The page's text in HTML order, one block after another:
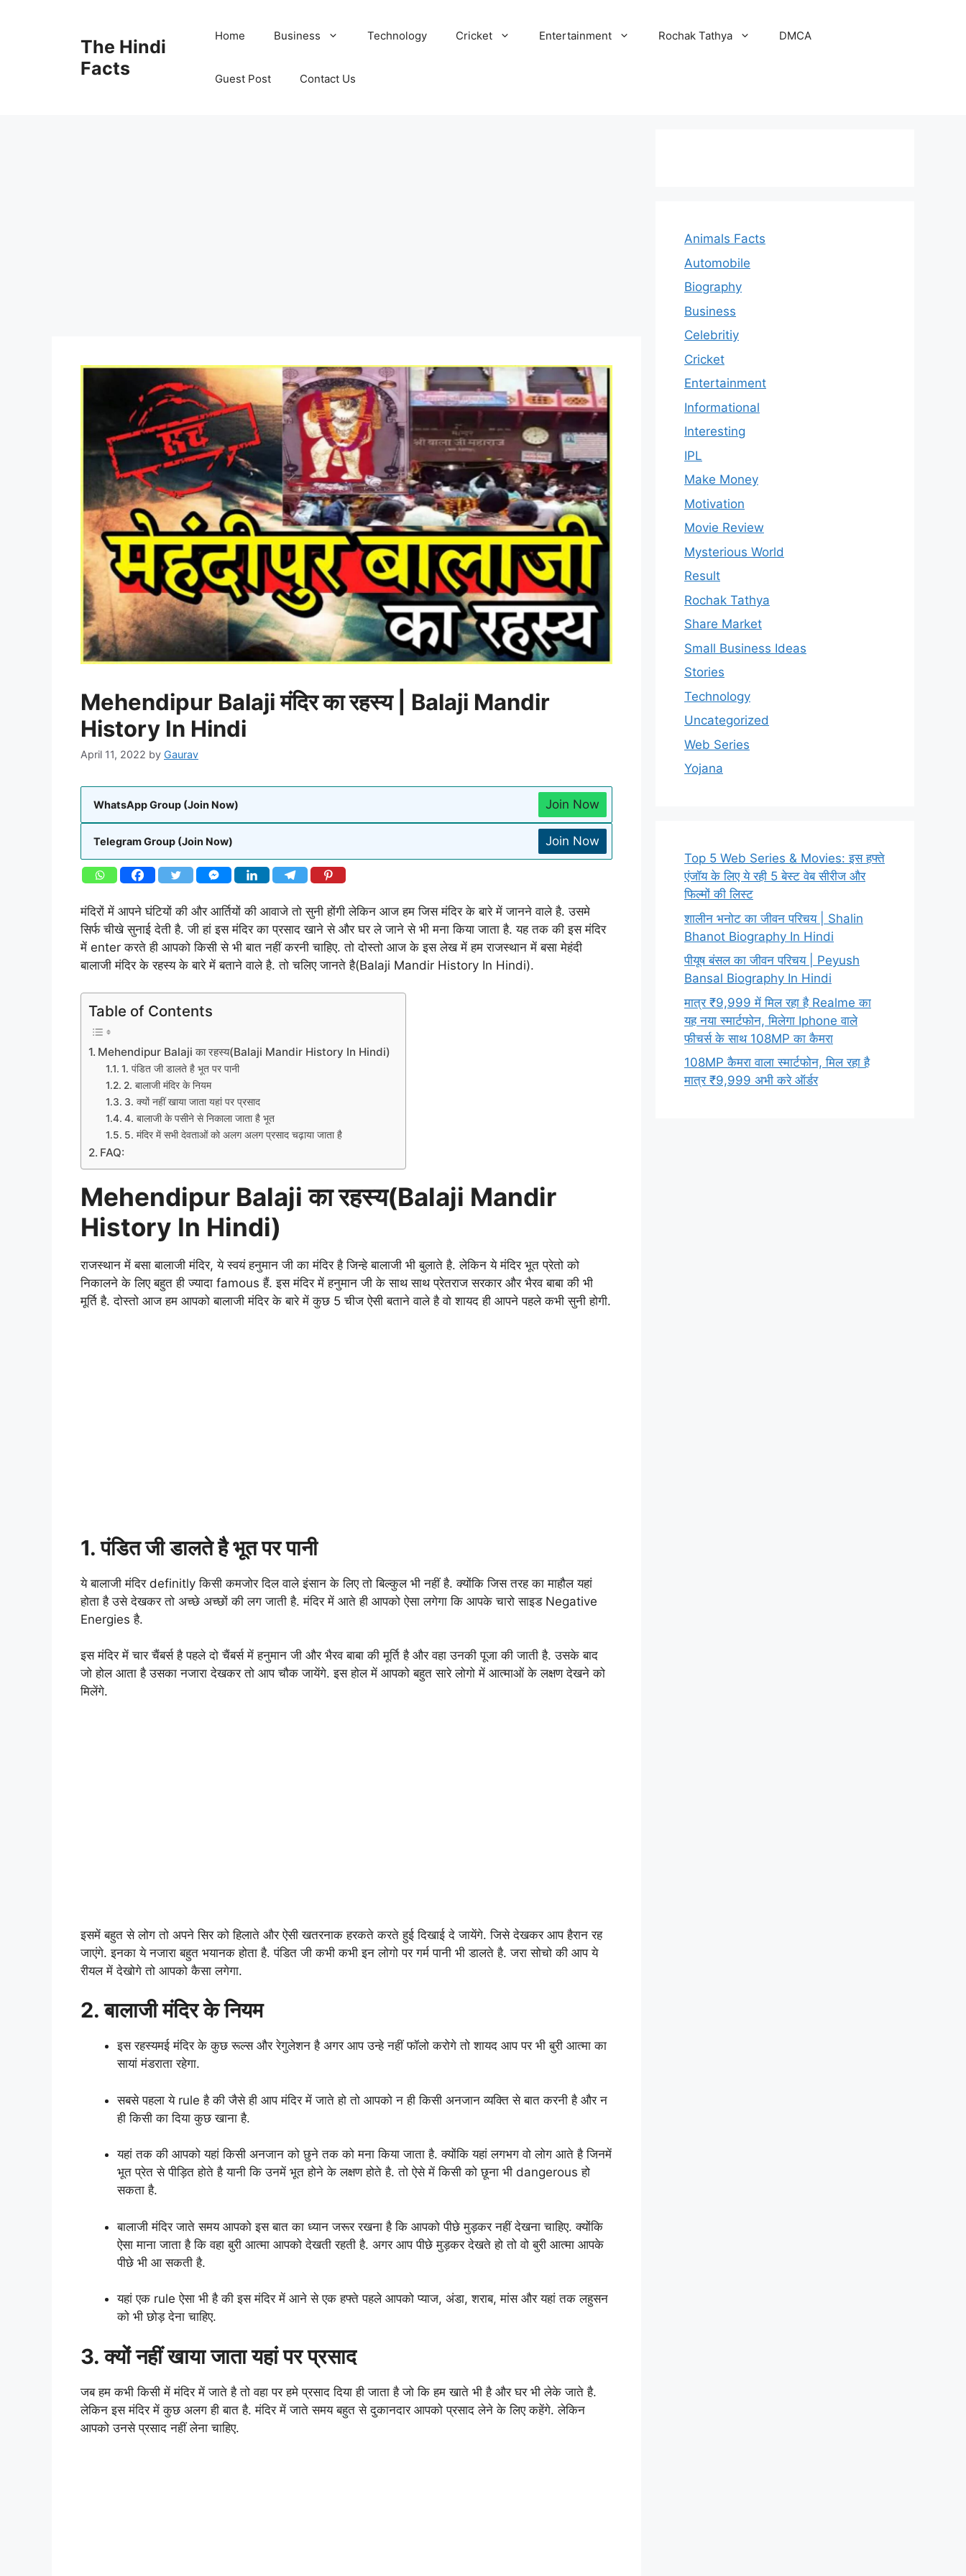
The Hindi
Facts
Home Business Technology Cricket Entertainment Rochak Tathya DMCA
Guest Post Contact Us
Mehendipur Balaji मंदिर का रहस्य | Balaji Mandir
History In Hindi
April 11, 2022 by Gaurav
WhatsApp Group (Join Now) Join Now
Telegram Group (Join Now) Join Now
मंदिरों में आपने घंटियों की और आर्तियों की आवाजे तो सुनी होंगी लेकिन आज हम जिस मंदिर के बारे में जानने वाले है. उसमे
सिर्फ चीखे सुनाई देती है. जी हां इस मंदिर का प्रसाद खाने से और घर ले जाने से भी मना किया जाता है. यह तक की इस मंदिर
में enter करते ही आपको किसी से भी बात नहीं करनी चाहिए. तो दोस्तो आज के इस लेख में हम राजस्थान में बसा मेहंदी
बालाजी मंदिर के रहस्य के बारे में बताने वाले है. तो चलिए जानते है(Balaji Mandir History In Hindi).
Table of Contents
Mehendipur Balaji का रहस्य(Balaji Mandir History In Hindi)
1. पंडित जी डालते है भूत पर पानी
2. बालाजी मंदिर के नियम
3. क्यों नहीं खाया जाता यहां पर प्रसाद
4. बालाजी के पसीने से निकाला जाता है भूत
5. मंदिर में सभी देवताओं को अलग अलग प्रसाद चढ़ाया जाता है
FAQ:
Mehendipur Balaji का रहस्य(Balaji Mandir
History In Hindi)
राजस्थान में बसा बालाजी मंदिर, ये स्वयं हनुमान जी का मंदिर है जिन्हे बालाजी भी बुलाते है. लेकिन ये मंदिर भूत प्रेतो को
निकालने के लिए बहुत ही ज्यादा famous हैं. इस मंदिर में हनुमान जी के साथ साथ प्रेतराज सरकार और भैरव बाबा की भी
मूर्ति है. दोस्तो आज हम आपको बालाजी मंदिर के बारे में कुछ 5 चीज ऐसी बताने वाले है वो शायद ही आपने पहले कभी सुनी होगी.
1. पंडित जी डालते है भूत पर पानी
ये बालाजी मंदिर definitly किसी कमजोर दिल वाले इंसान के लिए तो बिल्कुल भी नहीं है. क्योंकि जिस तरह का माहौल यहां
होता है उसे देखकर तो अच्छे अच्छों की लग जाती है. मंदिर में आते ही आपको ऐसा लगेगा कि आपके चारो साइड Negative
Energies है.
इस मंदिर में चार चैंबर्स है पहले दो चैंबर्स में हनुमान जी और भैरव बाबा की मूर्ति है और वहा उनकी पूजा की जाती है. उसके बाद
जो होल आता है उसका नजारा देखकर तो आप चौक जायेंगे. इस होल में आपको बहुत सारे लोगो में आत्माओं के लक्षण देखने को
मिलेंगे.
इसमें बहुत से लोग तो अपने सिर को हिलाते और ऐसी खतरनाक हरकते करते हुई दिखाई दे जायेंगे. जिसे देखकर आप हैरान रह
जाएंगे. इनका ये नजारा बहुत भयानक होता है. पंडित जी कभी कभी इन लोगो पर गर्म पानी भी डालते है. जरा सोचो की आप ये
रीयल में देखोगे तो आपको कैसा लगेगा.
2. बालाजी मंदिर के नियम
इस रहस्यमई मंदिर के कुछ रूल्स और रेगुलेशन है अगर आप उन्हे नहीं फॉलो करोगे तो शायद आप पर भी बुरी आत्मा का
सायां मंडराता रहेगा.
सबसे पहला ये rule है की जैसे ही आप मंदिर में जाते हो तो आपको न ही किसी अनजान व्यक्ति से बात करनी है और न
ही किसी का दिया कुछ खाना है.
यहां तक की आपको यहां किसी अनजान को छुने तक को मना किया जाता है. क्योंकि यहां लगभग वो लोग आते है जिनमें
भूत प्रेत से पीड़ित होते है यानी कि उनमें भूत होने के लक्षण होते है. तो ऐसे में किसी को छूना भी dangerous हो
सकता है.
बालाजी मंदिर जाते समय आपको इस बात का ध्यान जरूर रखना है कि आपको पीछे मुड़कर नहीं देखना चाहिए. क्योंकि
ऐसा माना जाता है कि वहा बुरी आत्मा आपको देखती रहती है. अगर आप पीछे मुड़कर देखते हो तो वो बुरी आत्मा आपके
पीछे भी आ सकती है.
यहां एक rule ऐसा भी है की इस मंदिर में आने से एक हफ्ते पहले आपको प्याज, अंडा, शराब, मांस और यहां तक लहुसन
को भी छोड़ देना चाहिए.
3. क्यों नहीं खाया जाता यहां पर प्रसाद
जब हम कभी किसी में मंदिर में जाते है तो वहा पर हमे प्रसाद दिया ही जाता है जो कि हम खाते भी है और घर भी लेके जाते है.
लेकिन इस मंदिर में कुछ अलग ही बात है. मंदिर में जाते समय बहुत से दुकानदार आपको प्रसाद लेने के लिए कहेंगे. लेकिन
आपको उनसे प्रसाद नहीं लेना चाहिए.
Animals Facts
Automobile
Biography
Business
Celebritiy
Cricket
Entertainment
Informational
Interesting
IPL
Make Money
Motivation
Movie Review
Mysterious World
Result
Rochak Tathya
Share Market
Small Business Ideas
Stories
Technology
Uncategorized
Web Series
Yojana
Top 5 Web Series & Movies: इस हफ्ते
एंजॉय के लिए ये रही 5 बेस्ट वेब सीरीज और
फिल्मों की लिस्ट
शालीन भनोट का जीवन परिचय | Shalin
Bhanot Biography In Hindi
पीयूष बंसल का जीवन परिचय | Peyush
Bansal Biography In Hindi
मात्र ₹9,999 में मिल रहा है Realme का
यह नया स्मार्टफोन, मिलेगा Iphone वाले
फीचर्स के साथ 108MP का कैमरा
108MP कैमरा वाला स्मार्टफोन, मिल रहा है
मात्र ₹9,999 अभी करे ऑर्डर